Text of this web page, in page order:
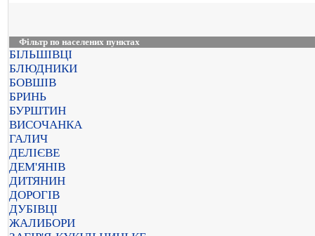
Фільтр по населених пунктах
БІЛЬШІВЦІ
БЛЮДНИКИ
БОВШІВ
БРИНЬ
БУРШТИН
ВИСОЧАНКА
ГАЛИЧ
ДЕЛІЄВЕ
ДЕМ'ЯНІВ
ДИТЯНИН
ДОРОГІВ
ДУБІВЦІ
ЖАЛИБОРИ